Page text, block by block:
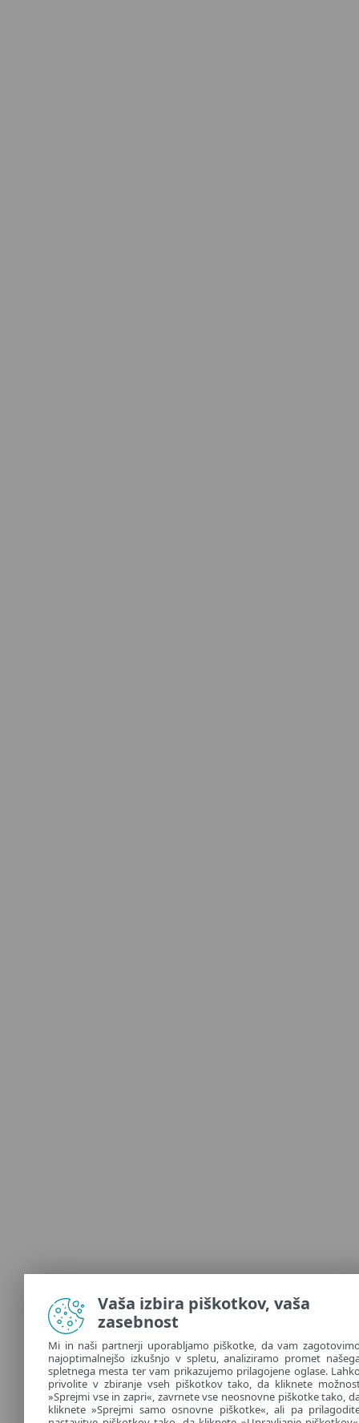
Vaša izbira piškotkov, vaša
zasebnost
Mi in naši partnerji uporabljamo piškotke, da vam
najoptimalnejšo izkušnjo v spletu, analiziramo promet
spletnega mesta ter vam prikazujemo prilagojene oglase.
privolite v zbiranje vseh piškotkov tako, da kliknete
»Sprejmi vse in zapri«, zavrnete vse neosnovne piškotke tako,
kliknete »Sprejmi samo osnovne piškotke«, ali pa